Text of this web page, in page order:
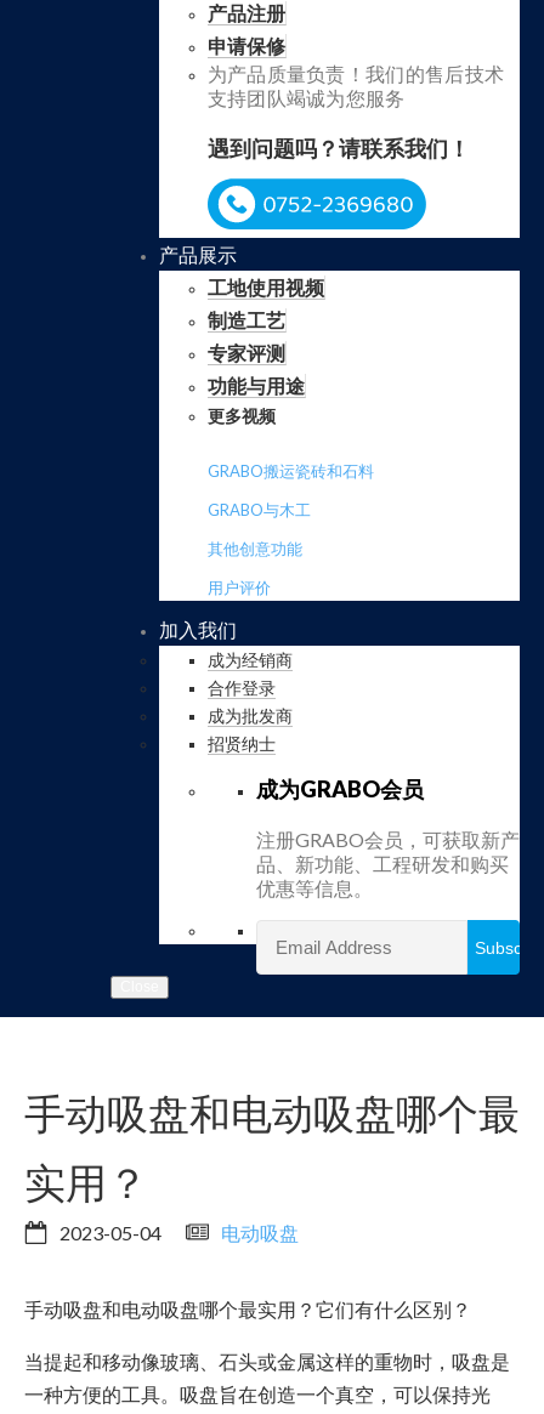
产品注册
申请保修
为产品质量负责！我们的售后技术
支持团队竭诚为您服务
遇到问题吗？请联系我们！
产品展示
工地使用视频
制造工艺
专家评测
功能与用途
更多视频
GRABO搬运瓷砖和石料
GRABO与木工
其他创意功能
用户评价
加入我们
成为经销商
合作登录
成为批发商
招贤纳士
成为GRABO会员
注册GRABO会员，可获取新产
品、新功能、工程研发和购买
优惠等信息。
手动吸盘和电动吸盘哪个最
实用？
2023-05-04 电动吸盘
手动吸盘和电动吸盘哪个最实用？它们有什么区别？
当提起和移动像玻璃、石头或金属这样的重物时，吸盘是
一种方便的工具。吸盘旨在创造一个真空，可以保持光